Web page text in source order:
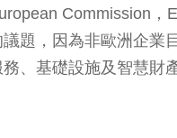
Commission，
題，因為非歐洲企業
、基礎設施及智慧財